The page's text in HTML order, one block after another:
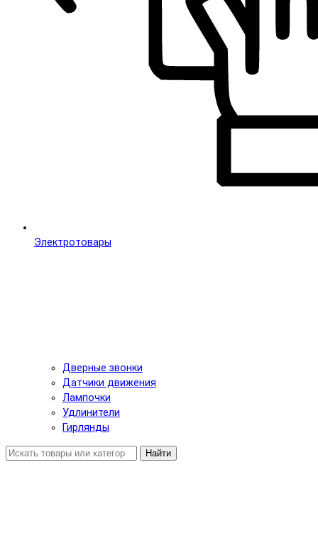
Электротовары
Дверные звонки
Датчики движения
Лампочки
Удлинители
Гирлянды
Найти